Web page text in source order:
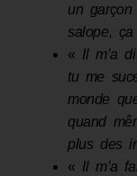
un
salope,
« Il m’a
tu me
monde
quand
plus des
« Il m’a